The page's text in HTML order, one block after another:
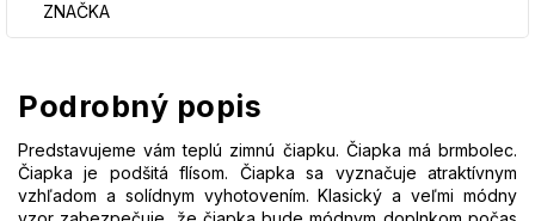
ZNAČKA
Podrobný popis
Predstavujeme vám teplú zimnú čiapku. Čiapka má brmbolec.
Čiapka je podšitá flísom. Čiapka sa vyznačuje atraktívnym
vzhľadom a solídnym vyhotovením. Klasický a veľmi módny